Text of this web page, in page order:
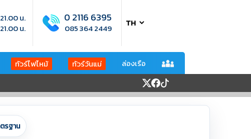
น.
น.
0 2116 6395
085 364 2449
ทัวร์ไฟไหม้ ทัวร์วันแม่ ล่องเรือ
รฐาน